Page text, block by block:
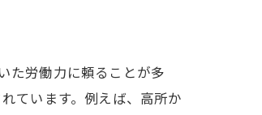
・松坂市・津市・鈴鹿
た労働力に頼ることが多
ています。例えば、高所か